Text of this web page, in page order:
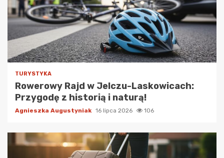
TURYSTYKA
Rowerowy Rajd w Jelczu-Laskowicach:
Przygodę z historią i naturą!
Agnieszka Augustyniak 16 lipca 2026 106